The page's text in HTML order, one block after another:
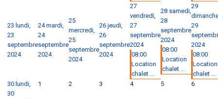
23 lundi,
23
septembre
2024
24 mardi,
24
septembre
2024
25
mercredi,
25
septembre
2024
26 jeudi,
26
septembre
2024
27
vendredi,
27
septembre
2024
08:00
Location
chalet ...
28 samedi,
28
septembre
2024
08:00
Location
chalet ...
29
29
2024
08:00
Location
chalet ...
30 lundi,
30
1 2 3 4 5 6